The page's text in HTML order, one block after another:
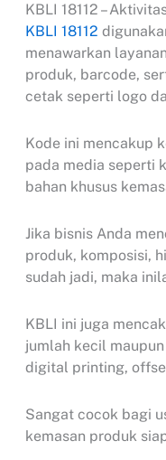
KBLI 18112 –
KBLI 18112
menawarkan
produk, barcode,
cetak seperti logo
Kode ini mencakup
pada media seperti
bahan khusus
Jika bisnis Anda
produk, komposisi,
sudah jadi, maka
KBLI ini juga
jumlah kecil
digital printing,
Sangat cocok bagi
kemasan produk